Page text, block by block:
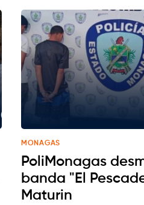
MONAGAS
PoliMonagas
banda "El
Maturin